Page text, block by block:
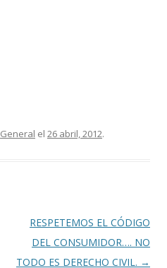
General el 26 abril, 2012.
RESPETEMOS EL CÓDIGO
DEL CONSUMIDOR…. NO
TODO ES DERECHO CIVIL. →